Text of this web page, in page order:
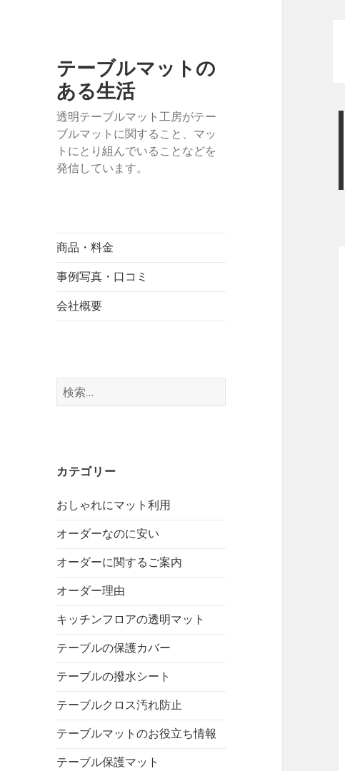
テーブルマットの
ある生活
透明テーブルマット工房がテー
ブルマットに関すること、マッ
トにとり組んでいることなどを
発信しています。
商品・料金
事例写真・口コミ
会社概要
検
カテゴリー
おしゃれにマット利用
オーダーなのに安い
オーダーに関するご案内
オーダー理由
キッチンフロアの透明マット
テーブルの保護カバー
テーブルの撥水シート
テーブルクロス汚れ防止
テーブルマットのお役立ち情報
テーブル保護マット